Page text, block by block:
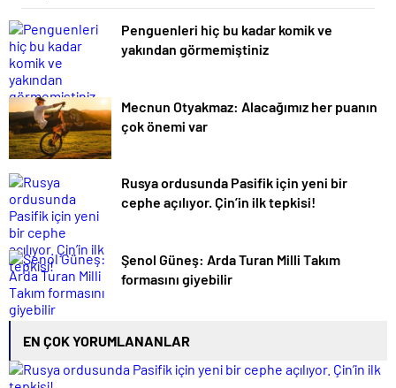
Penguenleri hiç bu kadar komik ve
yakından görmemiştiniz
Mecnun Otyakmaz: Alacağımız her puanın
çok önemi var
Rusya ordusunda Pasifik için yeni bir
cephe açılıyor. Çin’in ilk tepkisi!
Şenol Güneş: Arda Turan Milli Takım
formasını giyebilir
EN ÇOK YORUMLANANLAR